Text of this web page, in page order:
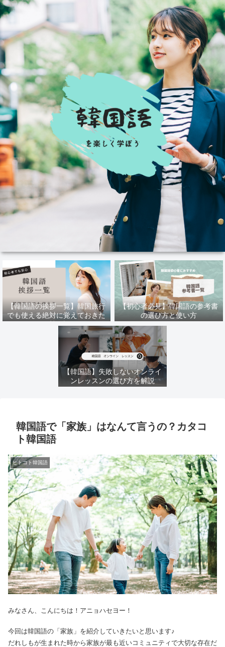
【韓国語の挨拶一覧】韓国旅行
でも使える絶対に覚えておきた
い韓国語
【初心者必見】韓国語の参考書
の選び方と使い方
【韓国語】失敗しないオンライ
ンレッスンの選び方を解説
韓国語で「家族」はなんて言うの？カタコ
ト韓国語
ヒトコト韓国語
みなさん、こんにちは！アニョハセヨー！
今回は韓国語の「家族」を紹介していきたいと思います♪
だれしもが生まれた時から家族が最も近いコミュニティで大切な存在だ